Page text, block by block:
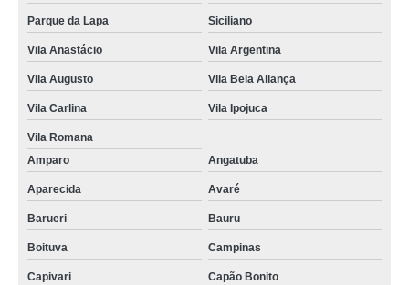
Parque da Lapa Siciliano
Vila Anastácio Vila Argentina
Vila Augusto Vila Bela Aliança
Vila Carlina Vila Ipojuca
Vila Romana
Amparo
Angatuba
Aparecida Avaré
Barueri Bauru
Boituva Campinas
Capivari Capão Bonito